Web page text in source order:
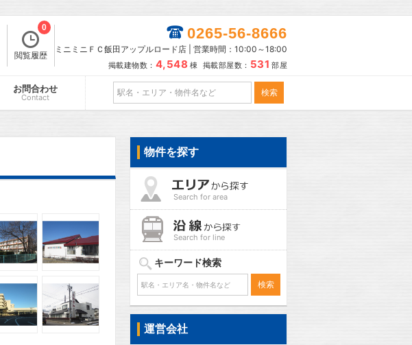
閲覧履歴
0 0265-56-8666
ミニミニＦＣ飯田アップルロード店 | 営業時間：10:00～18:00
掲載建物数： 4,548 棟 掲載部屋数： 531 部屋
お問合わせ
Contact
物件を探す
Search for area
Search for line
キーワード検索
運営会社